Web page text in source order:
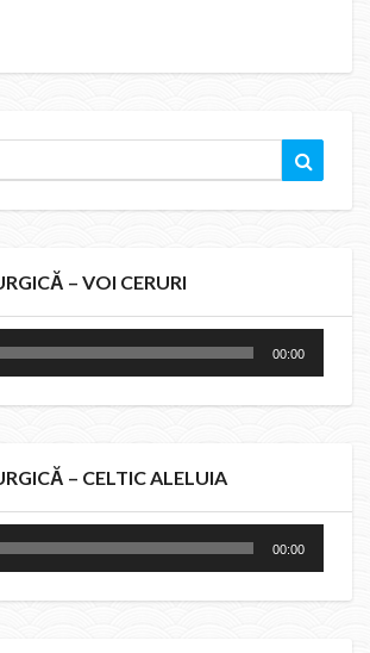
– VOI CERURI
00:00
– CELTIC ALELUIA
00:00